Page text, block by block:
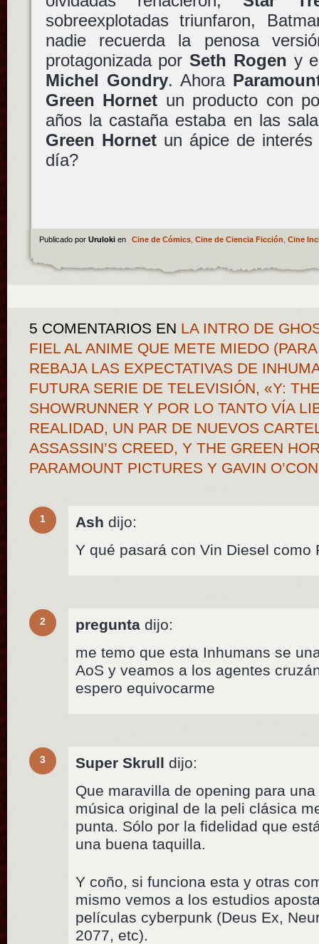
sobreexplotadas triunfaron,
nadie recuerda la penosa
protagonizada porSeth Rogen y
Michel Gondry. Ahora
Green Hornet un producto con
años la castaña estaba en las
Green Hornetun ápice de interés
día?
Publicado por Uruloki en Cine de Cómics, Cine de Ciencia Ficción Cine
5 COMENTARIOS EN LA INTRO DE
FIEL AL ANIME QUE METE MIEDO
REBAJA LAS EXPECTATIVAS DE
FUTURA SERIE DE TELEVISIÓN, «Y:
SHOWRUNNER Y POR LO TANTO VÍA
REALIDAD, UN PAR DE NUEVOS
ASSASSIN’S CREED, Y THE GREEN
PARAMOUNT PICTURES Y GAVIN
1 Ash dijo:
Y qué pasará con Vin Diesel como
2 pregunta dijo:
me temo que esta Inhumans se
AoS y veamos a los agentes
espero equivocarme
3 Super Skrull dijo:
Que maravilla de opening para
música original de la peli clásica
punta. Sólo por la fidelidad que
una buena taquilla.
Y coño, si funciona esta y otras
mismo vemos a los estudios
películas cyberpunk (Deus Ex,
2077, etc).